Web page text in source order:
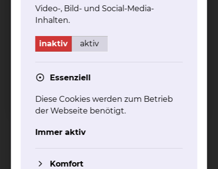
Empfohlener redaktioneller Inhalt
Amazon Cloud-Speicher
Schutz Ihrer persönlichen Daten wird der
Inhalt erst angezeigt, wenn Sie in den
Cookie-Einstellungen die Option
Cookie-Option 'Externe Medien'
akzeptieren
Cookie-Einstellungen
Video-, Bild- und Social-Media-
Inhalten.
inaktiv aktiv
Essenziell
Diese Cookies werden zum Betrieb
der Webseite benötigt.
Immer aktiv
Komfort